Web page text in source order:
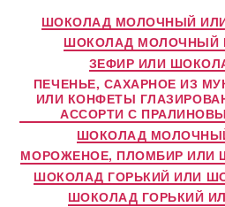
ШОКОЛАД МОЛОЧНЫЙ
ШОКОЛАД МОЛОЧНЫЙ
ЗЕФИР ИЛИ
ПЕЧЕНЬЕ, САХАРНОЕ ИЗ
ИЛИ КОНФЕТЫ
АССОРТИ С
ШОКОЛАД
МОРОЖЕНОЕ, ПЛОМБИР
ШОКОЛАД ГОРЬКИЙ ИЛИ
ШОКОЛАД ГОРЬКИЙ